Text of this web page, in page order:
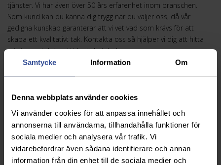
Samtycke Information Om
Denna webbplats använder cookies
Vi använder cookies för att anpassa innehållet och
annonserna till användarna, tillhandahålla funktioner för
sociala medier och analysera vår trafik. Vi
vidarebefordrar även sådana identifierare och annan
information från din enhet till de sociala medier och
tjänster. Vi har även över 50 års erfarenhet inom branschen.
Som kund kan du känna dig trygg när du väljer oss, då vår
gedigna kunskap garanterar att vi vet vad som krävs för att
skapa ett kvalitativt tak. Kontakta oss så hjälper vi dig att hitta
rätt typ av tak för ditt fastighetsbehov.